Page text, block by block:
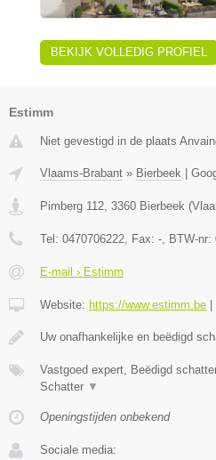
BEKIJK VOLLEDIG PROFIEL
Estimm
Niet gevestigd in de plaats
Vlaams-Brabant » Bierbeek
Pimberg 112 3360 Bierbeek (
Tel: 0470706222 , Fax: - , BTW-nr:
E-mail › Estimm
Website: https://www.estimm.be
Uw onafhankelijke en beëdigd
Vastgoed expert, Beëdigd
Schatter ▼
Openingstijden onbekend
Sociale media: